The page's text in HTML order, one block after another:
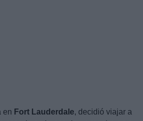
en Fort Lauderdale, decidió viajar a